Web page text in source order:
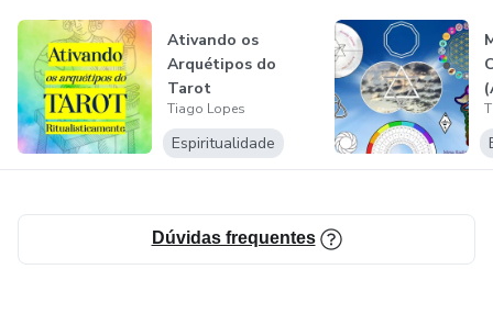
Ativando os
Arquétipos do
Tarot
Ritualisticamente
Tiago Lopes
Espiritualidade
Dúvidas frequentes